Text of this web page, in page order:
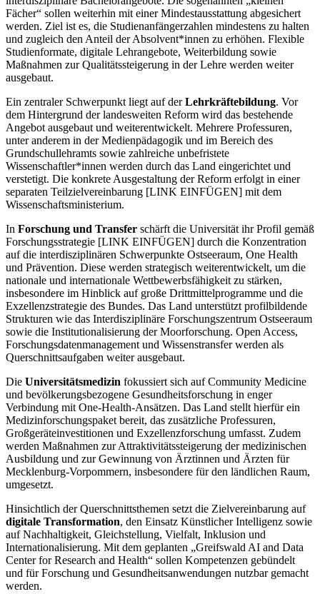
Fächer“ sollen weiterhin mit einer Mindestausstattung abgesichert
werden. Ziel ist es, die Studienanfängerzahlen mindestens zu halten
und zugleich den Anteil der Absolvent*innen zu erhöhen. Flexible
Studienformate, digitale Lehrangebote, Weiterbildung sowie
Maßnahmen zur Qualitätssteigerung in der Lehre werden weiter
ausgebaut.
Ein zentraler Schwerpunkt liegt auf derLehrkräftebildung. Vor
dem Hintergrund der landesweiten Reform wird das bestehende
Angebot ausgebaut und weiterentwickelt. Mehrere Professuren,
unter anderem in der Medienpädagogik und im Bereich des
Grundschullehramts sowie zahlreiche unbefristete
Wissenschaftler*innen werden durch das Land eingerichtet und
verstetigt. Die konkrete Ausgestaltung der Reform erfolgt in einer
separaten Teilzielvereinbarung [LINK EINFÜGEN] mit dem
Wissenschaftsministerium.
In Forschung und Transfer schärft die Universität ihr Profil gemäß
Forschungsstrategie [LINK EINFÜGEN] durch die Konzentration
auf die interdisziplinären Schwerpunkte Ostseeraum, One Health
und Prävention. Diese werden strategisch weiterentwickelt, um die
nationale und internationale Wettbewerbsfähigkeit zu stärken,
insbesondere im Hinblick auf große Drittmittelprogramme und die
Exzellenzstrategie des Bundes. Das Land unterstützt profilbildende
Strukturen wie das Interdisziplinäre Forschungszentrum Ostseeraum
sowie die Institutionalisierung der Moorforschung. Open Access,
Forschungsdatenmanagement und Wissenstransfer werden als
Querschnittsaufgaben weiter ausgebaut.
Die Universitätsmedizin fokussiert sich auf Community Medicine
und bevölkerungsbezogene Gesundheitsforschung in enger
Verbindung mit One-Health-Ansätzen. Das Land stellt hierfür ein
Medizinforschungspaket bereit, das zusätzliche Professuren,
Großgeräteinvestitionen und Exzellenzforschung umfasst. Zudem
werden Maßnahmen zur Attraktivitätssteigerung der medizinischen
Ausbildung und zur Gewinnung von Ärztinnen und Ärzten für
Mecklenburg-Vorpommern, insbesondere für den ländlichen Raum,
umgesetzt.
Hinsichtlich der Querschnittsthemen setzt die Zielvereinbarung auf
digitale Transformation, den Einsatz Künstlicher Intelligenz sowie
auf Nachhaltigkeit, Gleichstellung, Vielfalt, Inklusion und
Internationalisierung. Mit dem geplanten „Greifswald AI and Data
Center for Research and Health“ sollen Kompetenzen gebündelt
und für Forschung und Gesundheitsanwendungen nutzbar gemacht
werden.